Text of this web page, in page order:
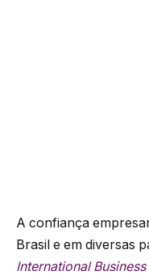
A confiança
Brasil e em diversas
International